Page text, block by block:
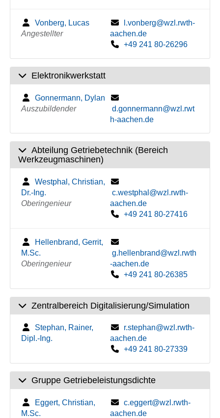
Vonberg, Lucas
Angestellter
l.vonberg@wzl.rwth-
aachen.de
+49 241 80-26296
Elektronikwerkstatt
Gonnermann, Dylan
Auszubildender
d.gonnermann@wzl.rwt
h-aachen.de
Abteilung Getriebetechnik (Bereich
Werkzeugmaschinen)
Westphal, Christian,
Dr.-Ing.
Oberingenieur
c.westphal@wzl.rwth-
aachen.de
+49 241 80-27416
Hellenbrand, Gerrit,
M.Sc.
Oberingenieur
g.hellenbrand@wzl.rwth
-aachen.de
+49 241 80-26385
Zentralbereich Digitalisierung/Simulation
Stephan, Rainer,
Dipl.-Ing.
r.stephan@wzl.rwth-
aachen.de
+49 241 80-27339
Gruppe Getriebeleistungsdichte
Eggert, Christian,
M.Sc.
c.eggert@wzl.rwth-
aachen.de